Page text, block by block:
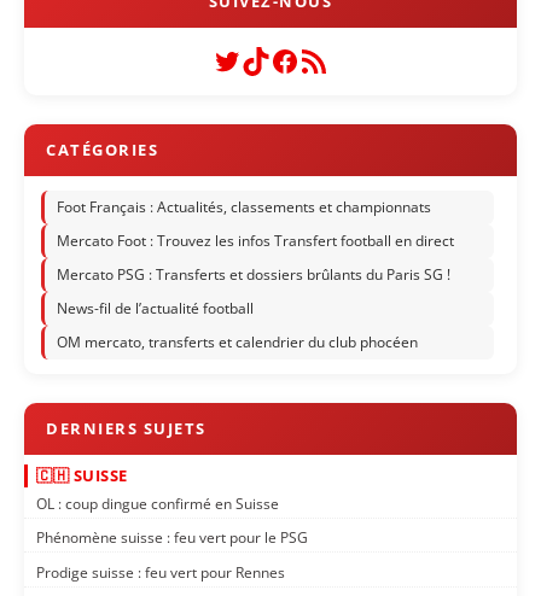
Twitter
TikTok
Facebook
Flux RSS
Foot Français : Actualités, classements et championnats
Mercato Foot : Trouvez les infos Transfert football en direct
Mercato PSG : Transferts et dossiers brûlants du Paris SG !
News-fil de l’actualité football
OM mercato, transferts et calendrier du club phocéen
🇨🇭 SUISSE
OL : coup dingue confirmé en Suisse
Phénomène suisse : feu vert pour le PSG
Prodige suisse : feu vert pour Rennes